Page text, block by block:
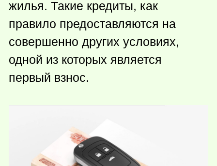
жилья. Такие кредиты, как
правило предоставляются на
совершенно других условиях,
одной из которых является
первый взнос.